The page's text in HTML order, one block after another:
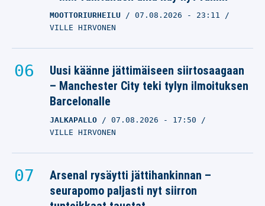
MOOTTORIURHEILU 07.08.2026 - 23:11
VILLE HIRVONEN
Uusi käänne jättimäiseen siirtosaagaan
– Manchester City teki tylyn ilmoituksen
Barcelonalle
JALKAPALLO 07.08.2026 - 17:50
VILLE HIRVONEN
Arsenal rysäytti jättihankinnan –
seurapomo paljasti nyt siirron